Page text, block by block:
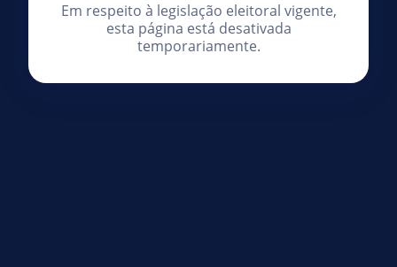
Em respeito à legislação eleitoral vigente,
esta página está desativada
temporariamente.